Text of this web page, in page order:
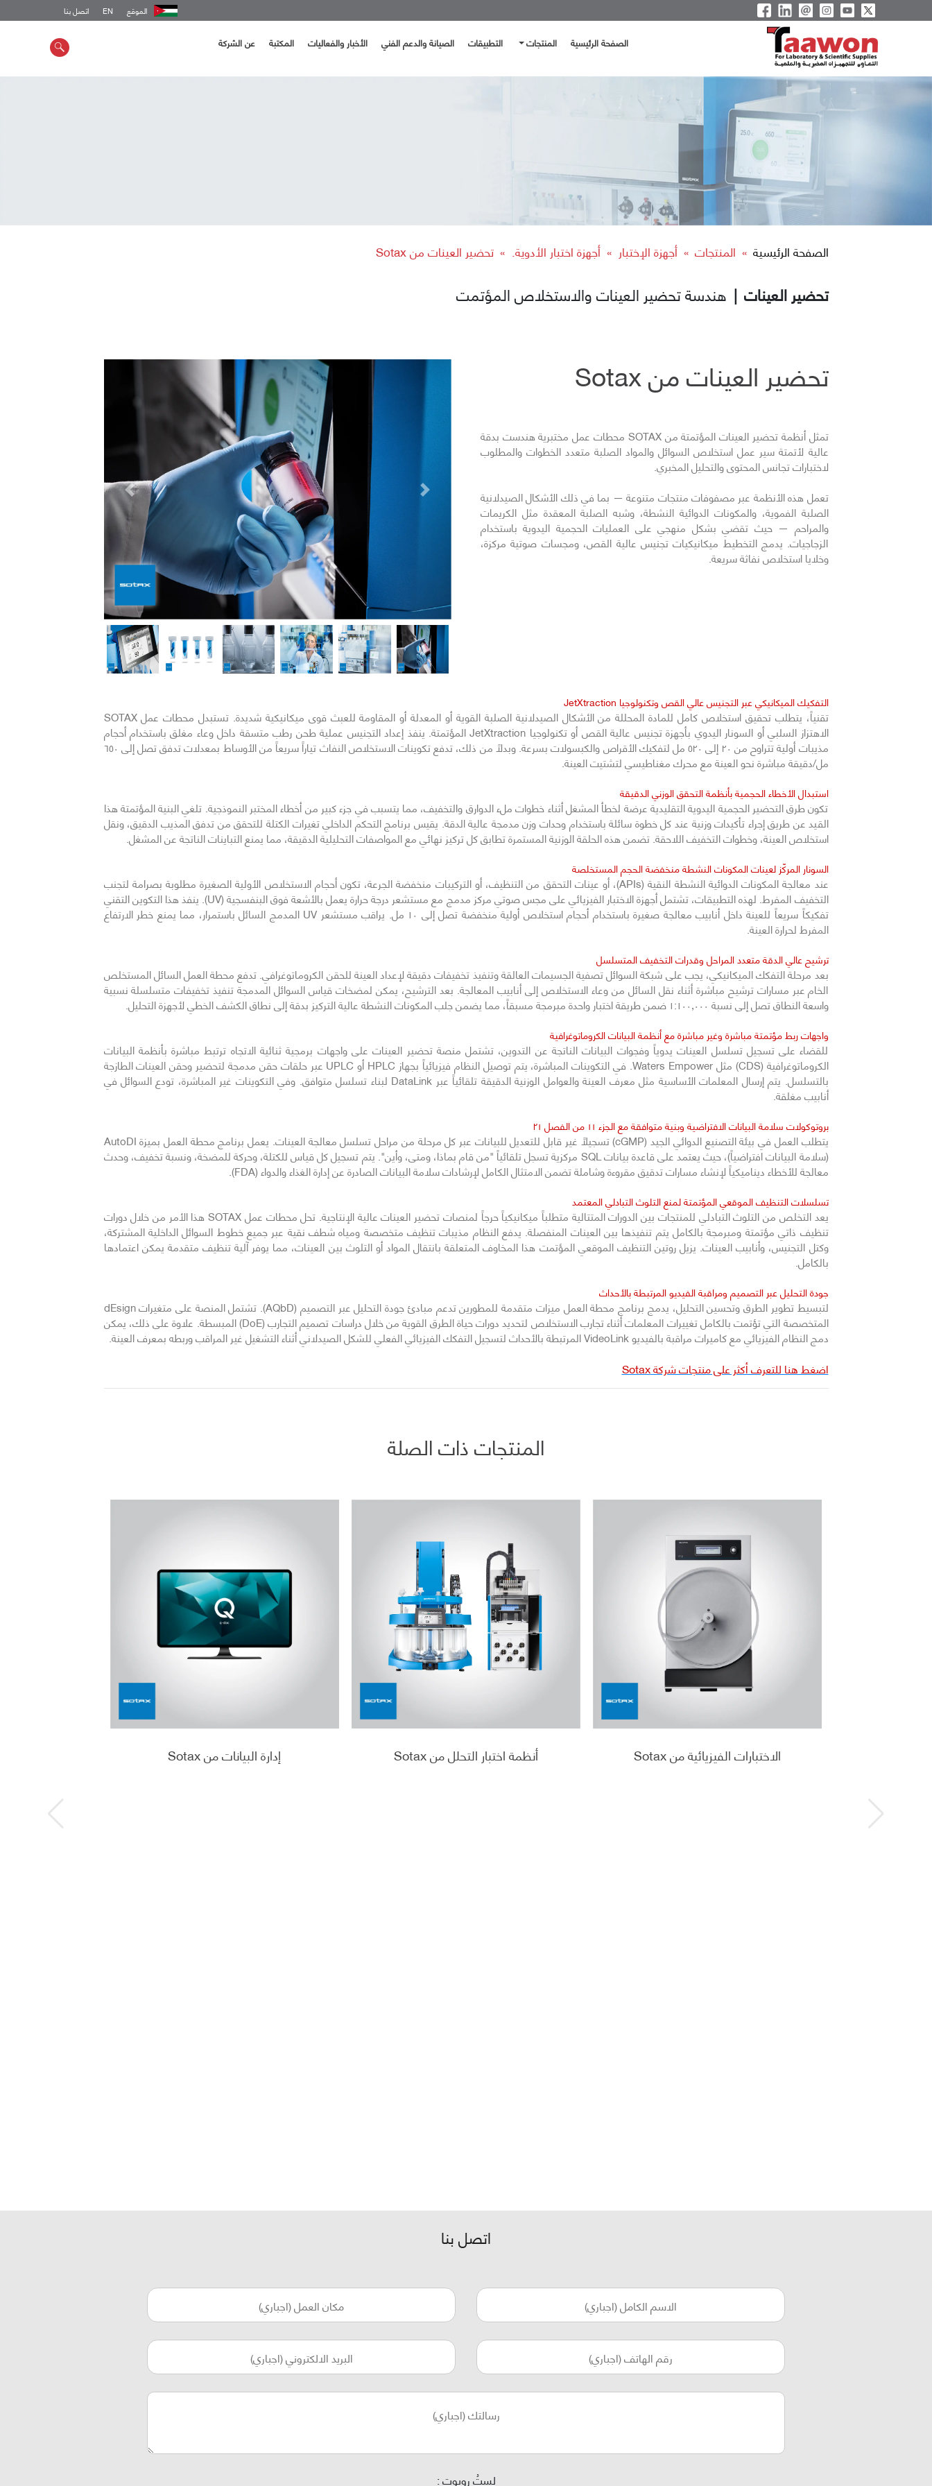
اتصل بنا EN الموقع
الصفحة الرئيسية المنتجات التطبيقات الصيانة والدعم الفني الأخبار والفعاليات المكتبة عن الشركة
الصفحة الرئيسية » المنتجات » أجهزة الإختبار » أجهزة اختبار الأدوية. » تحضير العينات من Sotax
تحضير العينات | هندسة تحضير العينات والاستخلاص المؤتمت
السابق التالي
السابق التالي
تحضير العينات من Sotax
تمثل أنظمة تحضير العينات المؤتمتة من SOTAX محطات عمل مختبرية هندست بدقة
عالية لأتمتة سير عمل استخلاص السوائل والمواد الصلبة متعدد الخطوات والمطلوب
لاختبارات تجانس المحتوى والتحليل المخبري.
تعمل هذه الأنظمة عبر مصفوفات منتجات متنوعة — بما في ذلك الأشكال الصيدلانية
الصلبة الفموية، والمكونات الدوائية النشطة، وشبه الصلبة المعقدة مثل الكريمات
والمراحم — حيث تقضي بشكل منهجي على العمليات الحجمية اليدوية باستخدام
الزجاجيات. يدمج التخطيط ميكانيكيات تجنيس عالية القص، ومجسات صوتية مركزة،
وخلايا استخلاص نفاثة سريعة.
التفكيك الميكانيكي عبر التجنيس عالي القص وتكنولوجيا JetXtraction
تقنياً، يتطلب تحقيق استخلاص كامل للمادة المحللة من الأشكال الصيدلانية الصلبة القوية أو المعدلة أو المقاومة للعبث قوى ميكانيكية شديدة. تستبدل محطات عمل SOTAX
الاهتزاز السلبي أو السونار اليدوي بأجهزة تجنيس عالية القص أو تكنولوجيا JetXtraction المؤتمتة. ينفذ إعداد التجنيس عملية طحن رطب متسقة داخل وعاء مغلق باستخدام أحجام
مذيبات أولية تتراوح من ٢٠ إلى ٥٢٠ مل لتفكيك الأقراص والكبسولات بسرعة. وبدلاً من ذلك، تدفع تكوينات الاستخلاص النفاث تياراً سريعاً من الأوساط بمعدلات تدفق تصل إلى ٦٥٠
مل/دقيقة مباشرة نحو العينة مع محرك مغناطيسي لتشتيت العينة.
استبدال الأخطاء الحجمية بأنظمة التحقق الوزني الدقيقة
تكون طرق التحضير الحجمية اليدوية التقليدية عرضة لخطأ المشغل أثناء خطوات ملء الدوارق والتخفيف، مما يتسبب في جزء كبير من أخطاء المختبر النموذجية. تلغي البنية المؤتمتة هذا
القيد عن طريق إجراء تأكيدات وزنية عند كل خطوة سائلة باستخدام وحدات وزن مدمجة عالية الدقة. يقيس برنامج التحكم الداخلي تغيرات الكتلة للتحقق من تدفق المذيب الدقيق، ونقل
استخلاص العينة، وخطوات التخفيف اللاحقة. تضمن هذه الحلقة الوزنية المستمرة تطابق كل تركيز نهائي مع المواصفات التحليلية الدقيقة، مما يمنع التباينات الناتجة عن المشغل.
السونار المركّز لعينات المكونات النشطة منخفضة الحجم المستخلصة
عند معالجة المكونات الدوائية النشطة النقية (APIs)، أو عينات التحقق من التنظيف، أو التركيبات منخفضة الجرعة، تكون أحجام الاستخلاص الأولية الصغيرة مطلوبة بصرامة لتجنب
التخفيف المفرط. لهذه التطبيقات، تشتمل أجهزة الاختبار الفيزيائي على مجس صوتي مركز مدمج مع مستشعر درجة حرارة يعمل بالأشعة فوق البنفسجية (UV). ينفذ هذا التكوين التقني
تفكيكاً سريعاً للعينة داخل أنابيب معالجة صغيرة باستخدام أحجام استخلاص أولية منخفضة تصل إلى ١٠ مل. يراقب مستشعر UV المدمج السائل باستمرار، مما يمنع خطر الارتفاع
المفرط لحرارة العينة.
ترشيح عالي الدقة متعدد المراحل وقدرات التخفيف المتسلسل
بعد مرحلة التفكك الميكانيكي، يجب على شبكة السوائل تصفية الجسيمات العالقة وتنفيذ تخفيفات دقيقة لإعداد العينة للحقن الكروماتوغرافي. تدفع محطة العمل السائل المستخلص
الخام عبر مسارات ترشيح مباشرة أثناء نقل السائل من وعاء الاستخلاص إلى أنابيب المعالجة. بعد الترشيح، يمكن لمضخات قياس السوائل المدمجة تنفيذ تخفيفات متسلسلة نسبية
واسعة النطاق تصل إلى نسبة ١:١٠٠,٠٠٠ ضمن طريقة اختبار واحدة مبرمجة مسبقاً، مما يضمن جلب المكونات النشطة عالية التركيز بدقة إلى نطاق الكشف الخطي لأجهزة التحليل.
واجهات ربط مؤتمتة مباشرة وغير مباشرة مع أنظمة البيانات الكروماتوغرافية
للقضاء على تسجيل تسلسل العينات يدوياً وفجوات البيانات الناتجة عن التدوين، تشتمل منصة تحضير العينات على واجهات برمجية ثنائية الاتجاه ترتبط مباشرة بأنظمة البيانات
الكروماتوغرافية (CDS) مثل Waters Empower. في التكوينات المباشرة، يتم توصيل النظام فيزيائياً بجهاز HPLC أو UPLC عبر حلقات حقن مدمجة لتحضير وحقن العينات الطازجة
بالتسلسل. يتم إرسال المعلمات الأساسية مثل معرف العينة والعوامل الوزنية الدقيقة تلقائياً عبر DataLink لبناء تسلسل متوافق. وفي التكوينات غير المباشرة، تودع السوائل في
أنابيب مغلقة.
بروتوكولات سلامة البيانات الافتراضية وبنية متوافقة مع الجزء ١١ من الفصل ٢١
يتطلب العمل في بيئة التصنيع الدوائي الجيد (cGMP) تسجيلاً غير قابل للتعديل للبيانات عبر كل مرحلة من مراحل تسلسل معالجة العينات. يعمل برنامج محطة العمل بميزة AutoDI
(سلامة البيانات افتراضياً)، حيث يعتمد على قاعدة بيانات SQL مركزية تسجل تلقائياً "من قام بماذا، ومتى، وأين". يتم تسجيل كل قياس للكتلة، وحركة للمضخة، ونسبة تخفيف، وحدث
معالجة للأخطاء ديناميكياً لإنشاء مسارات تدقيق مقروءة وشاملة تضمن الامتثال الكامل لإرشادات سلامة البيانات الصادرة عن إدارة الغذاء والدواء (FDA).
تسلسلات التنظيف الموقعي المؤتمتة لمنع التلوث التبادلي المعتمد
يعد التخلص من التلوث التبادلي للمنتجات بين الدورات المتتالية متطلباً ميكانيكياً حرجاً لمنصات تحضير العينات عالية الإنتاجية. تحل محطات عمل SOTAX هذا الأمر من خلال دورات
تنظيف ذاتي مؤتمتة ومبرمجة بالكامل يتم تنفيذها بين العينات المنفصلة. يدفع النظام مذيبات تنظيف متخصصة ومياه شطف نقية عبر جميع خطوط السوائل الداخلية المشتركة،
وكتل التجنيس، وأنابيب العينات. يزيل روتين التنظيف الموقعي المؤتمت هذا المخاوف المتعلقة بانتقال المواد أو التلوث بين العينات، مما يوفر آلية تنظيف متقدمة يمكن اعتمادها
بالكامل.
جودة التحليل عبر التصميم ومراقبة الفيديو المرتبطة بالأحداث
لتبسيط تطوير الطرق وتحسين التحليل، يدمج برنامج محطة العمل ميزات متقدمة للمطورين تدعم مبادئ جودة التحليل عبر التصميم (AQbD). تشتمل المنصة على متغيرات dEsign
المتخصصة التي تؤتمت بالكامل تغييرات المعلمات أثناء تجارب الاستخلاص لتحديد دورات حياة الطرق القوية من خلال دراسات تصميم التجارب (DoE) المبسطة. علاوة على ذلك، يمكن
دمج النظام الفيزيائي مع كاميرات مراقبة بالفيديو VideoLink المرتبطة بالأحداث لتسجيل التفكك الفيزيائي الفعلي للشكل الصيدلاني أثناء التشغيل غير المراقب وربطه بمعرف العينة.
اضغط هنا للتعرف أكثر على منتجات شركة Sotax
المنتجات ذات الصلة
الاختبارات الفيزيائية من Sotax أنظمة اختبار التحلل من Sotax إدارة البيانات من Sotax
اتصل بنا
لستُ روبوت :